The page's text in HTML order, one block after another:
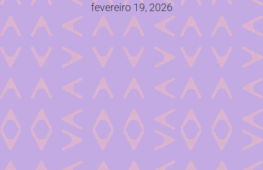
fevereiro 19, 2026